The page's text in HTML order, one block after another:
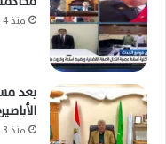
منذ 4 ساعات
بعد
منذ 3 ساعات